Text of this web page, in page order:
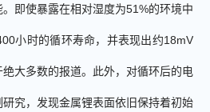
即使暴露在相对湿度为51%的环境中
小时的循环寿命，并表现出约18mV
绝大多数的报道。此外， 对循环后的电
究，发现金属锂表面依旧保持着初始